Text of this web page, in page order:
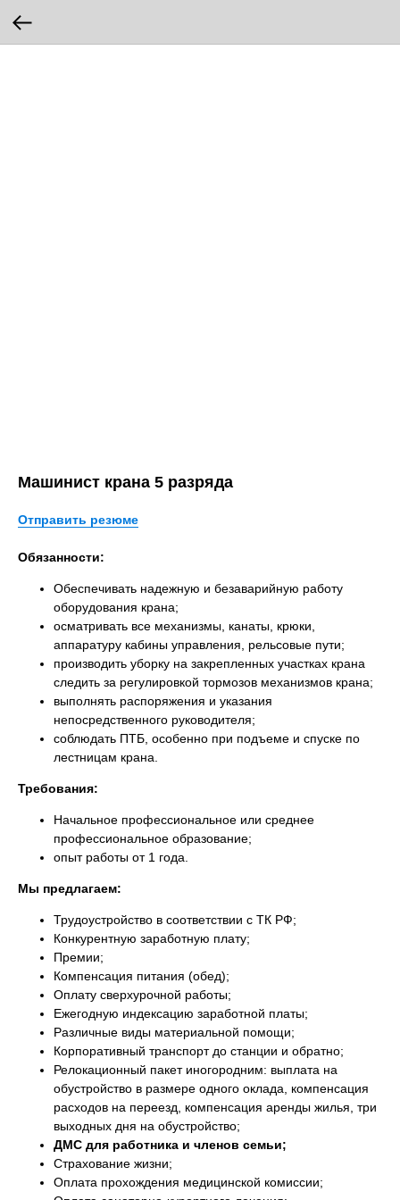
Машинист крана 5 разряда
Отправить резюме
Обязанности:
Обеспечивать надежную и безаварийную работу
оборудования крана;
осматривать все механизмы, канаты, крюки,
аппаратуру кабины управления, рельсовые пути;
производить уборку на закрепленных участках крана
следить за регулировкой тормозов механизмов крана;
выполнять распоряжения и указания
непосредственного руководителя;
соблюдать ПТБ, особенно при подъеме и спуске по
лестницам крана.
Требования:
Начальное профессиональное или среднее
профессиональное образование;
опыт работы от 1 года.
Мы предлагаем:
Трудоустройство в соответствии с ТК РФ;
Конкурентную заработную плату;
Премии;
Компенсация питания (обед);
Оплату сверхурочной работы;
Ежегодную индексацию заработной платы;
Различные виды материальной помощи;
Корпоративный транспорт до станции и обратно;
Релокационный пакет иногородним: выплата на
обустройство в размере одного оклада, компенсация
расходов на переезд, компенсация аренды жилья, три
выходных дня на обустройство;
ДМС для работника и членов семьи;
Страхование жизни;
Оплата прохождения медицинской комиссии;